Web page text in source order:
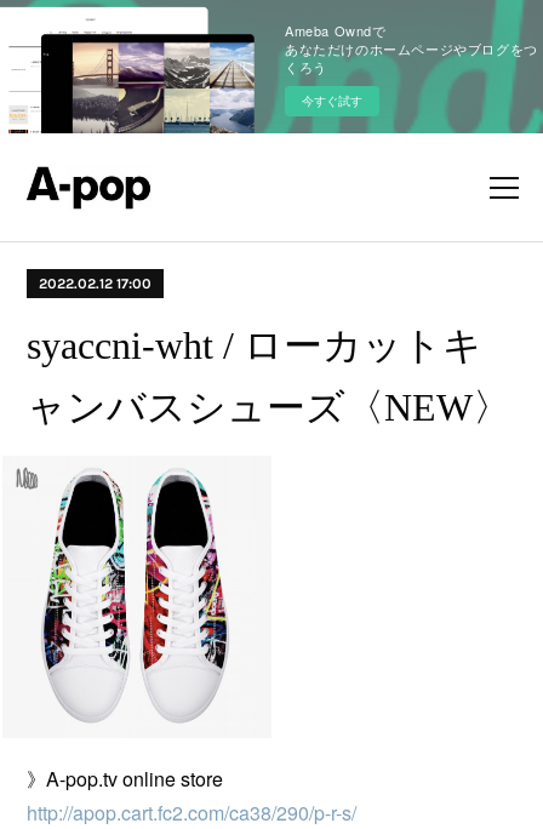
Ameba Owndで
あなただけのホームページやブログをつ
くろう
今すぐ試す
2022.02.12 17:00
syaccni-wht / ローカットキ
ャンバスシューズ〈NEW〉
》A-pop.tv online store
http://apop.cart.fc2.com/ca38/290/p-r-s/